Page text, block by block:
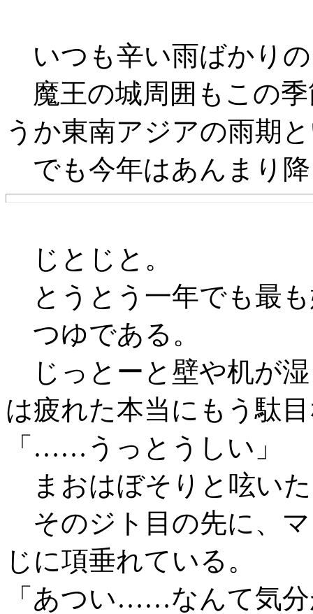
いつも辛い雨ばかり
魔王の城周囲もこの
うか東南アジアの雨期
でも今年はあんまり
じとじと。
とうとう一年でも最
つゆである。
じっとーと壁や机が
は疲れた本当にもう駄
「……うっとうしい」
まおはぼそりと呟い
そのジト目の先に、
じに項垂れている。
「あつい……なんて気